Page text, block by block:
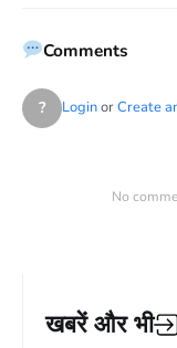
Comments
? LoginorCreate
No
खबरें और भी